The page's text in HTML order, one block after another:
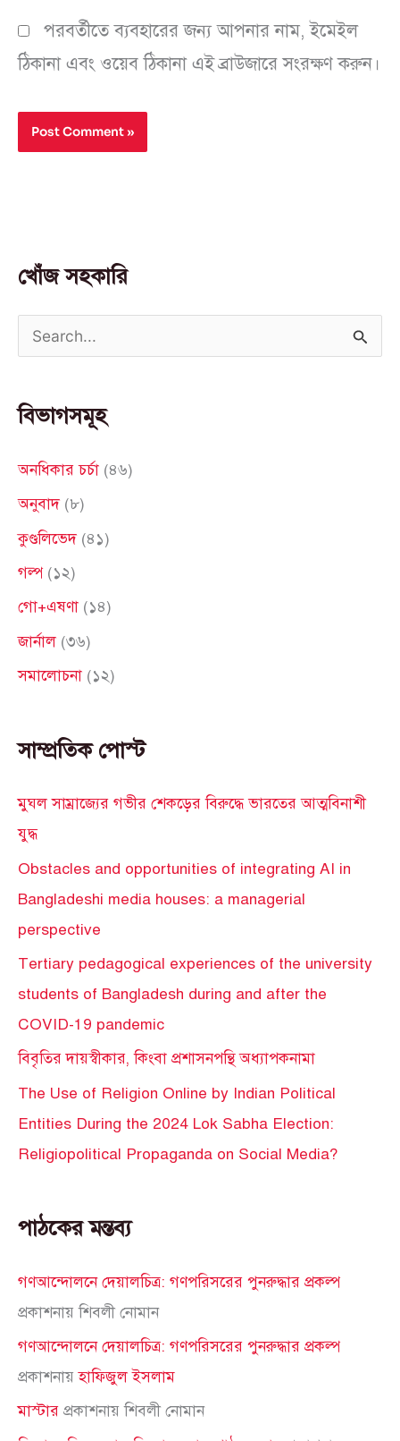
পরবর্তীতে ব্যবহারের জন্য আপনার নাম, ইমেইল
ঠিকানা এবং ওয়েব ঠিকানা এই ব্রাউজারে সংরক্ষণ করুন।
খোঁজ সহকারি
a
c
o
:
বিভাগসমূহ
অনধিকার চর্চা (৪৬)
অনুবাদ(৮)
কুণ্ডলিভেদ(৪১)
গল্প(১২)
গো+এষণা (১৪)
জার্নাল (৩৬)
সমালোচনা (১২)
সাম্প্রতিক পোস্ট
মুঘল সাম্রাজ্যের গভীর শেকড়ের বিরুদ্ধে ভারতের আত্মবিনাশী
যুদ্ধ
Obstacles and opportunities of integrating AI in
Bangladeshi media houses: a managerial
perspective
Tertiary pedagogical experiences of the university
students of Bangladesh during and after the
COVID-19 pandemic
বিবৃতির দায়স্বীকার, কিংবা প্রশাসনপন্থি অধ্যাপকনামা
The Use of Religion Online by Indian Political
Entities During the 2024 Lok Sabha Election:
Religiopolitical Propaganda on Social Media?
পাঠকের মন্তব্য
গণআন্দোলনে দেয়ালচিত্র: গণপরিসরের পুনরুদ্ধার প্রকল্প
প্রকাশনায়শিবলী নোমান
গণআন্দোলনে দেয়ালচিত্র: গণপরিসরের পুনরুদ্ধার প্রকল্প
প্রকাশনায়হাফিজুল ইসলাম
মাস্টার প্রকাশনায়শিবলী নোমান